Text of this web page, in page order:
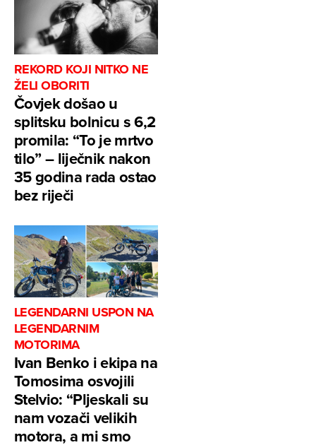
REKORD KOJI NITKO NE
ŽELI OBORITI
Čovjek došao u
splitsku bolnicu s 6,2
promila: “To je mrtvo
tilo” – liječnik nakon
35 godina rada ostao
bez riječi
LEGENDARNI USPON NA
LEGENDARNIM
MOTORIMA
Ivan Benko i ekipa na
Tomosima osvojili
Stelvio: “Pljeskali su
nam vozači velikih
motora, a mi smo